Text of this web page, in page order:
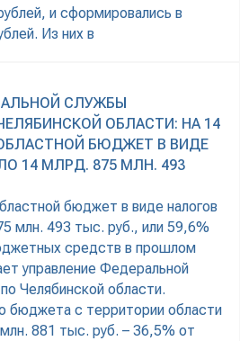
и сформировались в
Из них в
СЛУЖБЫ
ОБЛАСТИ: НА 14
БЮДЖЕТ В ВИДЕ
14 МЛРД. 875 МЛН. 493
бюджет в виде налогов
млн. 493 тыс. руб., или 59,6%
средств в прошлом
управление Федеральной
Челябинской области.
бюджета с территории области
881 тыс. руб. – 36,5% от